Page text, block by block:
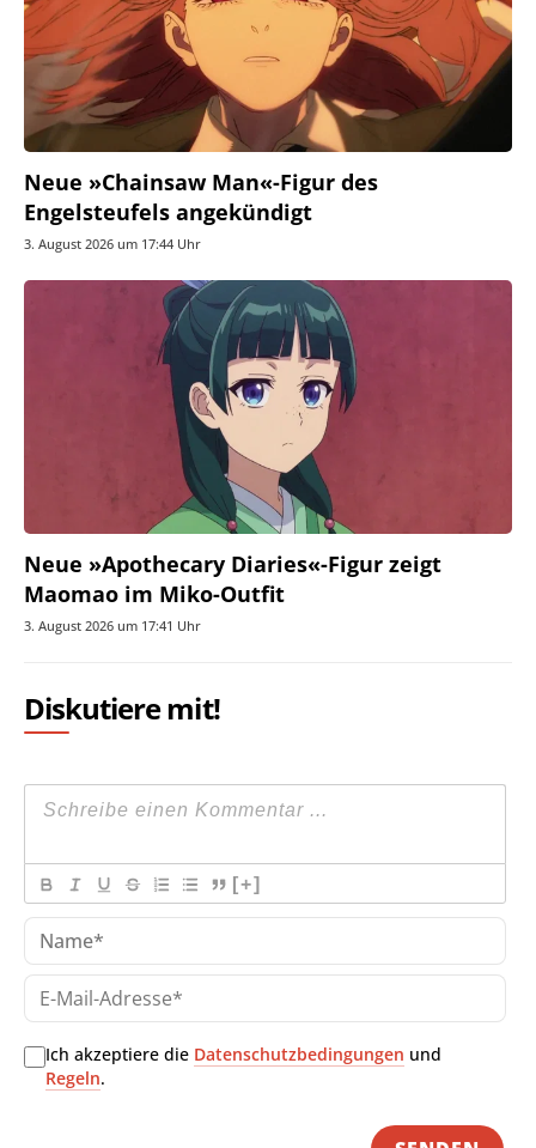
Neue »Chainsaw Man«-Figur des
Engelsteufels angekündigt
3. August 2026 um 17:44 Uhr
Neue »Apothecary Diaries«-Figur zeigt
Maomao im Miko-Outfit
3. August 2026 um 17:41 Uhr
Diskutiere mit!
[+]
E-
Ich akzeptiere die Datenschutzbedingungen und
Regeln.